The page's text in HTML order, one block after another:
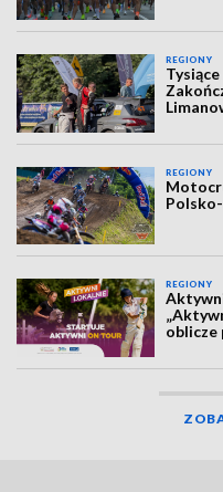
REGIONY
REGIONY
REGIONY
oblicze